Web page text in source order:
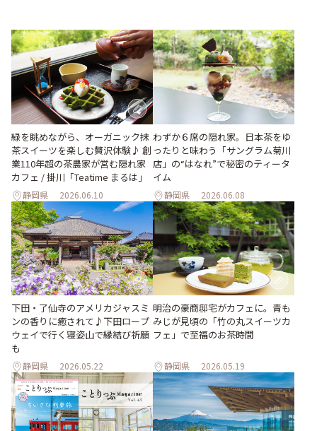
緑を眺めながら、オーガニック抹
茶スイーツを楽しむ贅沢体験♪ 創
業110年超の茶農家が営む隠れ家
カフェ / 掛川「Teatime まるは」
静岡県 2026.06.10
わずか６席の隠れ家。日本茶をゆ
ったりと味わう「サングラム菊川
店」の“はなれ”で秘密のティータ
イム
静岡県 2026.06.08
下田・了仙寺のアメリカジャスミ
ンの香りに癒されて♪下田ロープ
ウェイで行く寝姿山で縁結び祈願
も
静岡県 2026.05.22
明治の豪商邸宅がカフェに。青も
みじが見頃の「竹の丸スイーツカ
フェ」で至福のお茶時間
静岡県 2026.05.19